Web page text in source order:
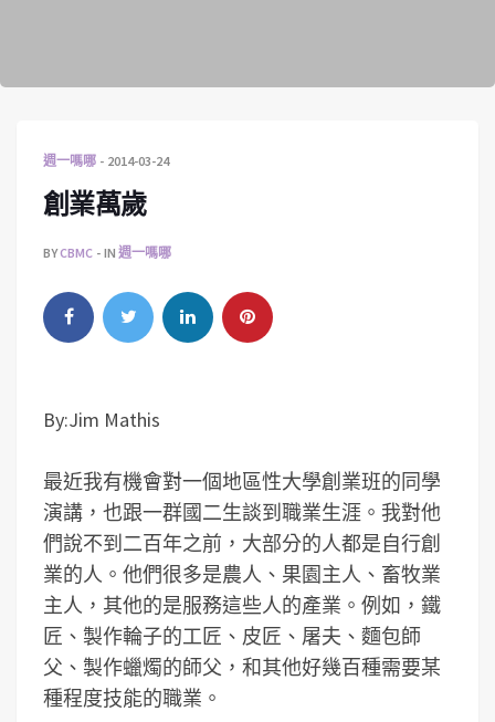
週一嗎哪 2014-03-24
創業萬歲
BYCBMC IN 週一嗎哪
By:Jim Mathis
最近我有機會對一個地區性大學創業班的同學
演講，也跟一群國二生談到職業生涯。我對他
們說不到二百年之前，大部分的人都是自行創
業的人。他們很多是農人、果園主人、畜牧業
主人，其他的是服務這些人的產業。例如，鐵
匠、製作輪子的工匠、皮匠、屠夫、麵包師
父、製作蠟燭的師父，和其他好幾百種需要某
種程度技能的職業。